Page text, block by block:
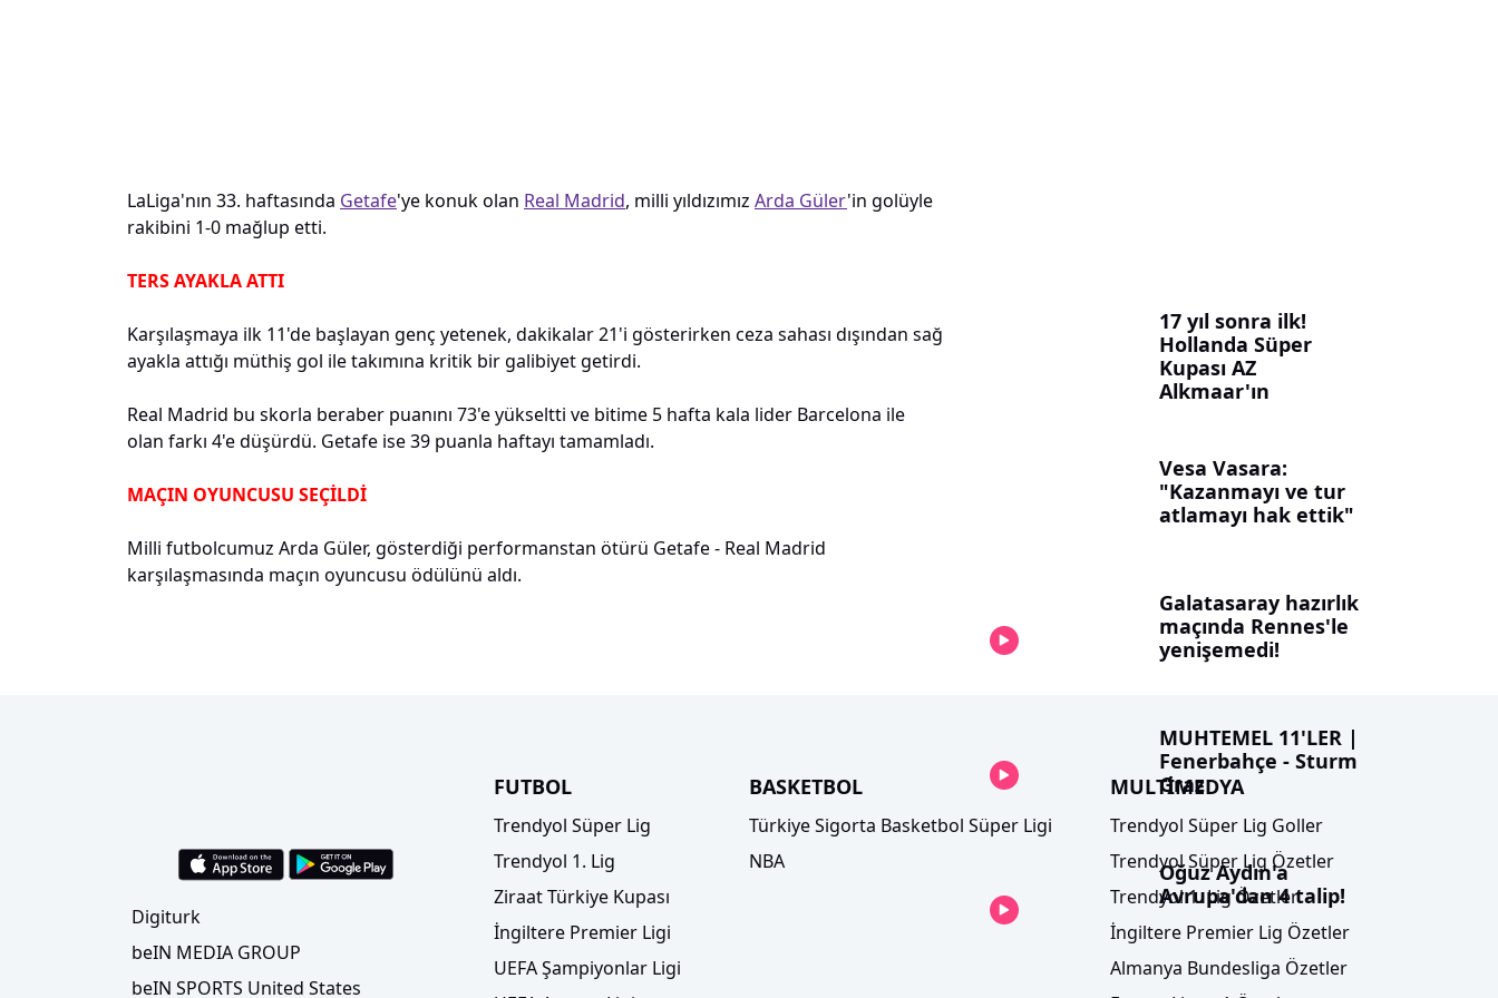
LaLiga'nın 33. haftasında Getafe'ye konuk olan Real Madrid, milli yıldızımız Arda Güler'in golüyle
rakibini 1-0 mağlup etti.
TERS AYAKLA ATTI
Karşılaşmaya ilk 11'de başlayan genç yetenek, dakikalar 21'i gösterirken ceza sahası dışından sağ
ayakla attığı müthiş gol ile takımına kritik bir galibiyet getirdi.
Real Madrid bu skorla beraber puanını 73'e yükseltti ve bitime 5 hafta kala lider Barcelona ile
olan farkı 4'e düşürdü. Getafe ise 39 puanla haftayı tamamladı.
MAÇIN OYUNCUSU SEÇİLDİ
Milli futbolcumuz Arda Güler, gösterdiği performanstan ötürü Getafe - Real Madrid
karşılaşmasında maçın oyuncusu ödülünü aldı.
17 yıl sonra ilk!
Hollanda Süper
Kupası AZ
Alkmaar'ın
Vesa Vasara:
"Kazanmayı ve tur
atlamayı hak ettik"
Galatasaray hazırlık
maçında Rennes'le
yenişemedi!
MUHTEMEL 11'LER |
Fenerbahçe - Sturm
Graz
Oğuz Aydın'a
Avrupa'dan 4 talip!
Digiturk
beIN MEDIA GROUP
beIN SPORTS United States
FUTBOL
Trendyol Süper Lig
Trendyol 1. Lig
Ziraat Türkiye Kupası
İngiltere Premier Ligi
UEFA Şampiyonlar Ligi
BASKETBOL
Türkiye Sigorta Basketbol Süper Ligi
NBA
MULTİMEDYA
Trendyol Süper Lig Goller
Trendyol Süper Lig Özetler
Trendyol 1. Lig Özetler
İngiltere Premier Lig Özetler
Almanya Bundesliga Özetler